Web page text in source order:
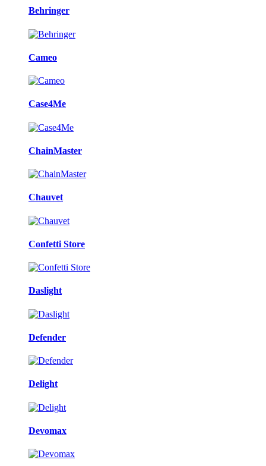
Behringer
Cameo
Case4Me
ChainMaster
Chauvet
Confetti Store
Daslight
Defender
Delight
Devomax